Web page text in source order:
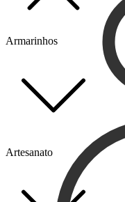
Armarinhos
Artesanato